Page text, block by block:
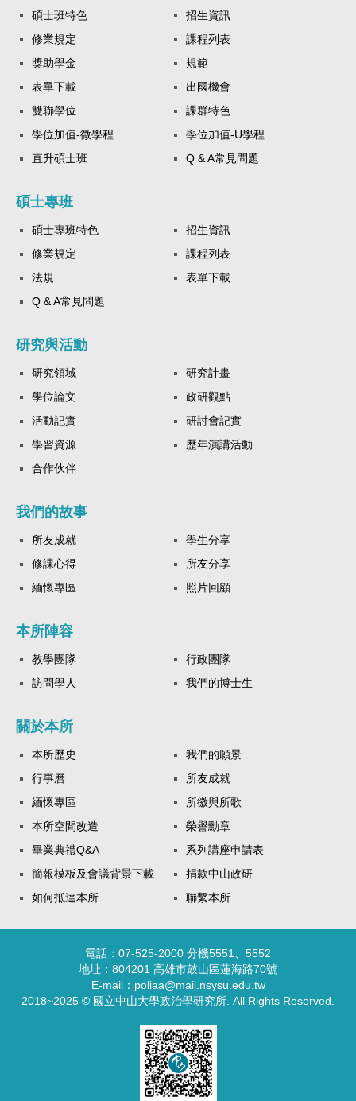
碩士班特色
招生資訊
修業規定
課程列表
獎助學金
規範
表單下載
出國機會
雙聯學位
課群特色
學位加值-微學程
學位加值-U學程
直升碩士班
Q & A常見問題
碩士專班
碩士專班特色
招生資訊
修業規定
課程列表
法規
表單下載
Q & A常見問題
研究與活動
研究領域
研究計畫
學位論文
政研觀點
活動記實
研討會記實
學習資源
歷年演講活動
合作伙伴
我們的故事
所友成就
學生分享
修課心得
所友分享
緬懷專區
照片回顧
本所陣容
教學團隊
行政團隊
訪問學人
我們的博士生
關於本所
本所歷史
我們的願景
行事曆
所友成就
緬懷專區
所徽與所歌
本所空間改造
榮譽勳章
畢業典禮Q&A
系列講座申請表
簡報模板及會議背景下載
捐款中山政研
如何抵達本所
聯繫本所
電話：07-525-2000 分機5551、5552
地址：804201 高雄市鼓山區蓮海路70號
E-mail：poliaa@mail.nsysu.edu.tw
2018~2025 © 國立中山大學政治學研究所. All Rights Reserved.